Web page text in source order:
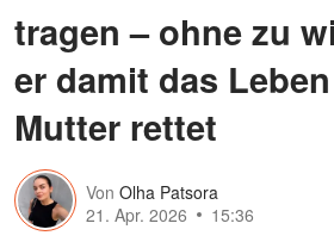
tragen – ohne zu
er damit das
Mutter rettet
Von Olha Patsora
21. Apr. 2026
15:36